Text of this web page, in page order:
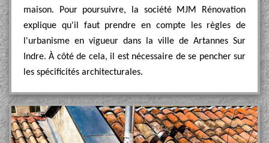
maison. Pour poursuivre, la société MJM Rénovation
explique qu'il faut prendre en compte les règles de
l'urbanisme en vigueur dans la ville de Artannes Sur
Indre. À côté de cela, il est nécessaire de se pencher sur
les spécificités architecturales.